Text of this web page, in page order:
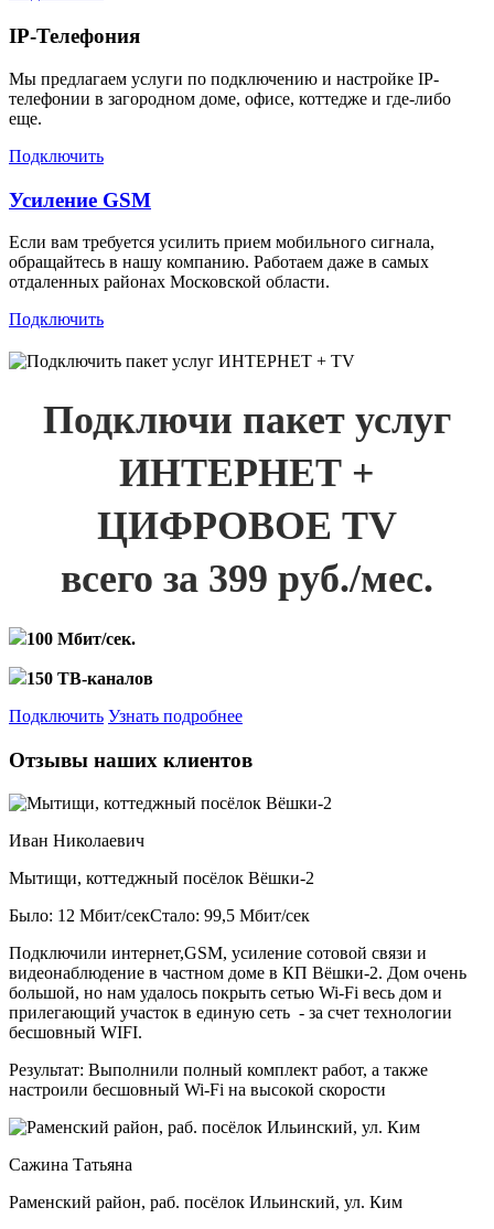
IP-Телефония
Мы предлагаем услуги по подключению и настройке IP-
телефонии в загородном доме, офисе, коттедже и где-либо
еще.
Подключить
Усиление GSM
Если вам требуется усилить прием мобильного сигнала,
обращайтесь в нашу компанию. Работаем даже в самых
отдаленных районах Московской области.
Подключить
Подключи пакет услуг
ИНТЕРНЕТ +
ЦИФРОВОЕ TV
всего за 399 руб./мес.
100 Мбит/сек.
150 ТВ-каналов
Подключить Узнать подробнее
Отзывы наших клиентов
Иван Николаевич
Мытищи, коттеджный посёлок Вёшки-2
Было: 12 Мбит/секСтало: 99,5 Мбит/сек
Подключили интернет,GSM, усиление сотовой связи и
видеонаблюдение в частном доме в КП Вёшки-2. Дом очень
большой, но нам удалось покрыть сетью Wi-Fi весь дом и
прилегающий участок в единую сеть - за счет технологии
бесшовный WIFI.
Результат: Выполнили полный комплект работ, а также
настроили бесшовный Wi-Fi на высокой скорости
Сажина Татьяна
Раменский район, раб. посёлок Ильинский, ул. Ким